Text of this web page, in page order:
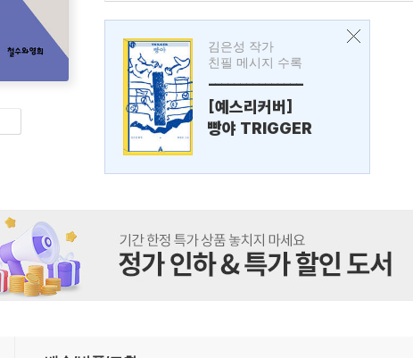
김은성 작가
친필 메시지 수록
---------------
[예스리커버]
빵야 TRIGGER